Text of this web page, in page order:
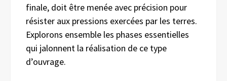
finale, doit être menée avec précision pour
résister aux pressions exercées par les terres.
Explorons ensemble les phases essentielles
qui jalonnent la réalisation de ce type
d’ouvrage.